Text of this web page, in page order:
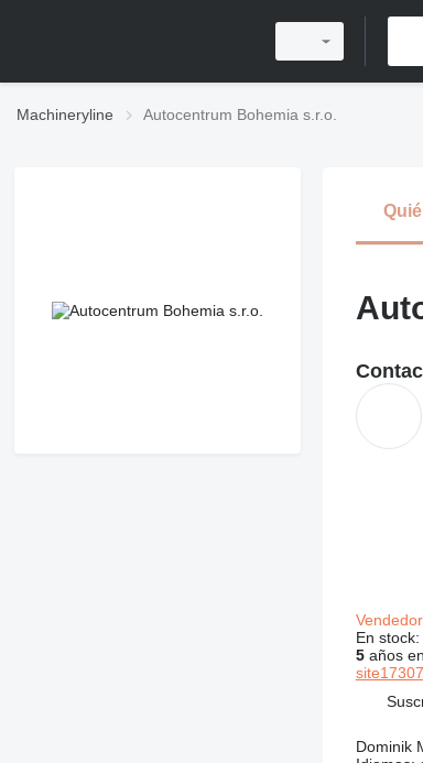
Machineryline Autocentrum Bohemia s.r.o.
En stock:
5años
Dominik